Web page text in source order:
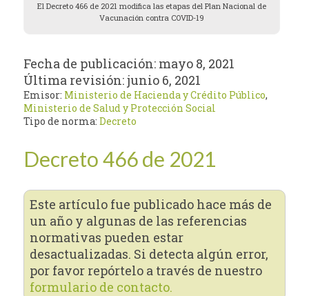
El Decreto 466 de 2021 modifica las etapas del Plan Nacional de
Vacunación contra COVID-19
Fecha de publicación: mayo 8, 2021
Última revisión:junio 6, 2021
Emisor: Ministerio de Hacienda y Crédito Público,
Ministerio de Salud y Protección Social
Tipo de norma:Decreto
Decreto 466 de 2021
Este artículo fue publicado hace más de
un año y algunas de las referencias
normativas pueden estar
desactualizadas. Si detecta algún error,
por favor repórtelo a través de nuestro
formulario de contacto.